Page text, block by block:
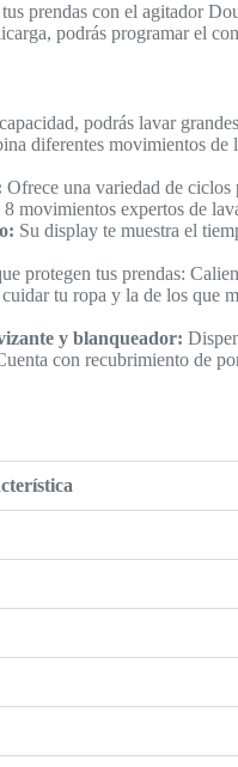
prendas con el agitador
podrás programar el
podrás lavar
diferentes movimientos
Ofrece una variedad de ciclos
movimientos expertos de
Su display te muestra el
protegen tus prendas:
tu ropa y la de los que
y blanqueador:
con recubrimiento de